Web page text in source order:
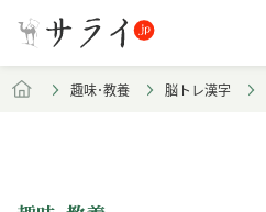
趣味･教養 脳トレ漢字